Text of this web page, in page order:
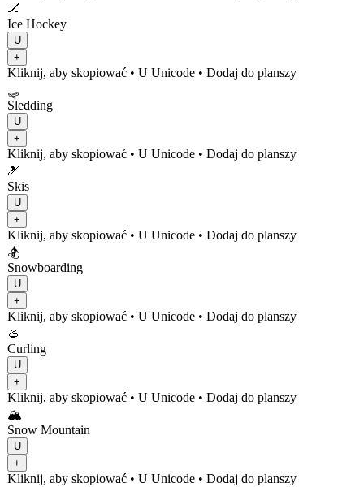
🏒
Ice Hockey
U
+
Kliknij, aby skopiować • U Unicode • Dodaj do planszy
🛷
Sledding
U
+
Kliknij, aby skopiować • U Unicode • Dodaj do planszy
🎿
Skis
U
+
Kliknij, aby skopiować • U Unicode • Dodaj do planszy
🏂
Snowboarding
U
+
Kliknij, aby skopiować • U Unicode • Dodaj do planszy
🥌
Curling
U
+
Kliknij, aby skopiować • U Unicode • Dodaj do planszy
🏔️
Snow Mountain
U
+
Kliknij, aby skopiować • U Unicode • Dodaj do planszy